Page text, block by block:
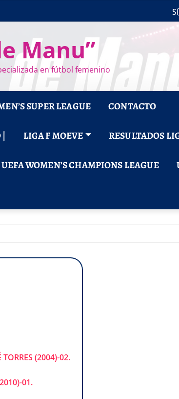
Manu”
en fútbol femenino
SUPER LEAGUE CONTACTO
| LIGA F MOEVE RESULTADOS
UEFA WOMEN’S CHAMPIONS LEAGUE